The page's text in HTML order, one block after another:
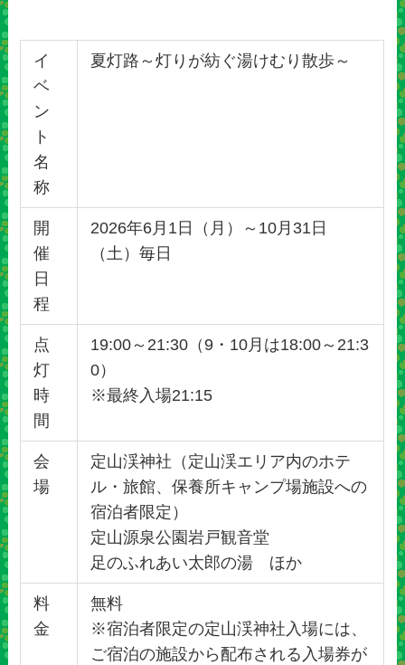
イ
ベ
ン
ト
名
称
夏灯路～灯りが紡ぐ湯けむり散歩～
開
催
日
程
2026年6月1日（月）～10月31日
（土）毎日
点
灯
時
間
19:00～21:30（9・10月は18:00～21:3
0）
※最終入場21:15
会
場
定山渓神社（定山渓エリア内のホテ
ル・旅館、保養所キャンプ場施設への
宿泊者限定）
定山源泉公園岩戸観音堂
足のふれあい太郎の湯 ほか
料
金
無料
※宿泊者限定の定山渓神社入場には、
ご宿泊の施設から配布される入場券が